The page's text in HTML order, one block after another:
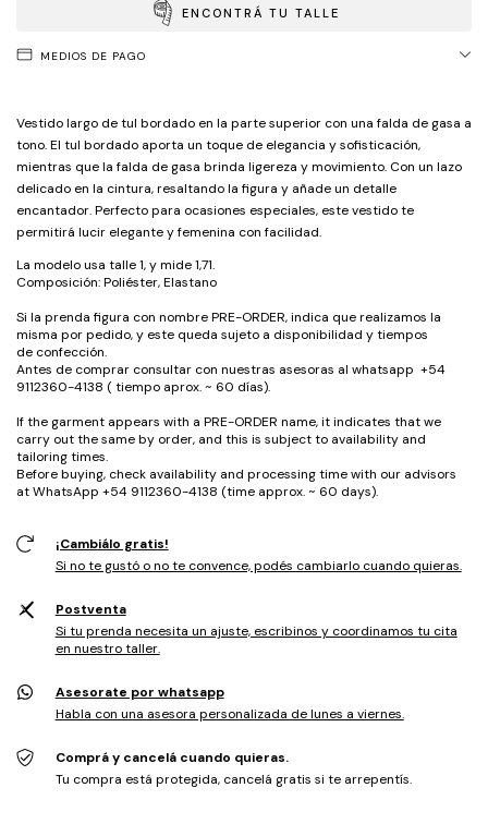
ENCONTRÁ TU TALLE
MEDIOS DE PAGO
Vestido largo de tul bordado en la parte superior con una falda de gasa a
tono. El tul bordado aporta un toque de elegancia y sofisticación,
mientras que la falda de gasa brinda ligereza y movimiento. Con un lazo
delicado en la cintura, resaltando la figura y añade un detalle
encantador. Perfecto para ocasiones especiales, este vestido te
permitirá lucir elegante y femenina con facilidad.
La modelo usa talle 1, y mide 1,71.
Composición: Poliéster, Elastano
Si la prenda figura con nombre PRE-ORDER, indica que realizamos la
misma por pedido, y este queda sujeto a disponibilidad y tiempos
de confección.
Antes de comprar consultar con nuestras asesoras al whatsapp +54
9112360-4138 ( tiempo aprox. ~ 60 días).
If the garment appears with a PRE-ORDER name, it indicates that we
carry out the same by order, and this is subject to availability and
tailoring times.
Before buying, check availability and processing time with our advisors
at WhatsApp +54 9112360-4138 (time approx. ~ 60 days).
¡Cambiálo gratis!
Si no te gustó o no te convence, podés cambiarlo cuando quieras.
Postventa
Si tu prenda necesita un ajuste, escribinos y coordinamos tu cita
en nuestro taller.
Asesorate por whatsapp
Habla con una asesora personalizada de lunes a viernes.
Comprá y cancelá cuando quieras.
Tu compra está protegida, cancelá gratis si te arrepentís.